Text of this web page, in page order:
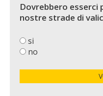
Dovrebbero esserci
nostre strade di
si
no